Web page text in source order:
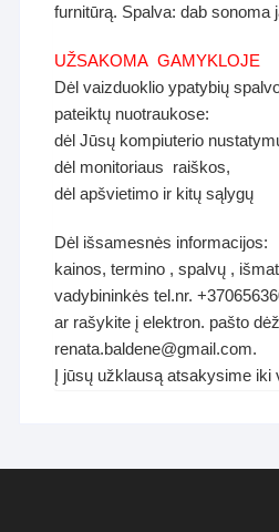
furnitūrą. Spalva: dab sonoma
UŽSAKOMA GAMYKLOJE
Dėl vaizduoklio ypatybių
pateiktų nuotraukose:
dėl Jūsų kompiuterio
dėl monitoriaus raiškos,
dėl apšvietimo ir kitų sąlygų
Dėl išsamesnės informacijos:
kainos, termino , spalvų ,
vadybininkės tel.nr.
ar rašykite į elektron. pašto
renata.baldene@gmail.com.
Į jūsų užklausą atsakysime iki